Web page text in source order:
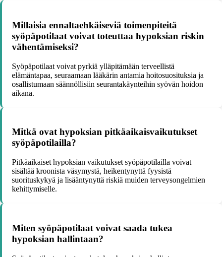
Millaisia ennaltaehkäiseviä toimenpiteitä
syöpäpotilaat voivat toteuttaa hypoksian riskin
vähentämiseksi?
Syöpäpotilaat voivat pyrkiä ylläpitämään terveellistä
elämäntapaa, seuraamaan lääkärin antamia hoitosuosituksia ja
osallistumaan säännöllisiin seurantakäynteihin syövän hoidon
aikana.
Mitkä ovat hypoksian pitkäaikaisvaikutukset
syöpäpotilailla?
Pitkäaikaiset hypoksian vaikutukset syöpäpotilailla voivat
sisältää kroonista väsymystä, heikentynyttä fyysistä
suorituskykyä ja lisääntynyttä riskiä muiden terveysongelmien
kehittymiselle.
Miten syöpäpotilaat voivat saada tukea
hypoksian hallintaan?